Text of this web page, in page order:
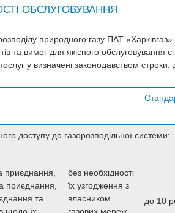
ОБСЛУГОВУВАННЯ
природного газу ПАТ
та вимог для якісного
у визначені законодавством
доступу до газорозподільної системи:
приєднання,
приєднання,
та
без необхідності
їх узгодження з
власником
до 10